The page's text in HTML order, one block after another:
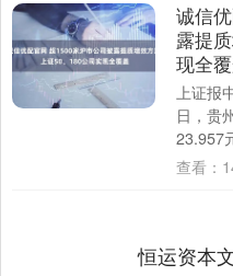
诚信
露提
现全
上证报
日，贵
23.957
至30亿
查看：
恒运资本